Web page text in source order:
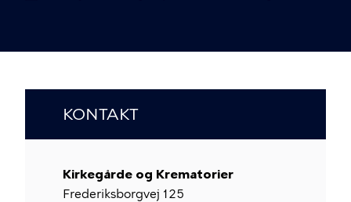
KONTAKT
Kirkegårde og Krematorier
Frederiksborgvej 125